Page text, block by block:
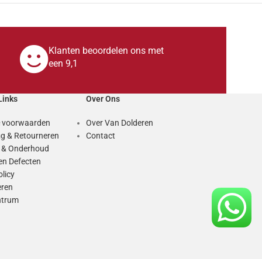
Klanten beoordelen ons met
een 9,1
voorwaarden
& Retourneren
Onderhoud
Defecten
Over Ons
Over Van Dolderen
Contact